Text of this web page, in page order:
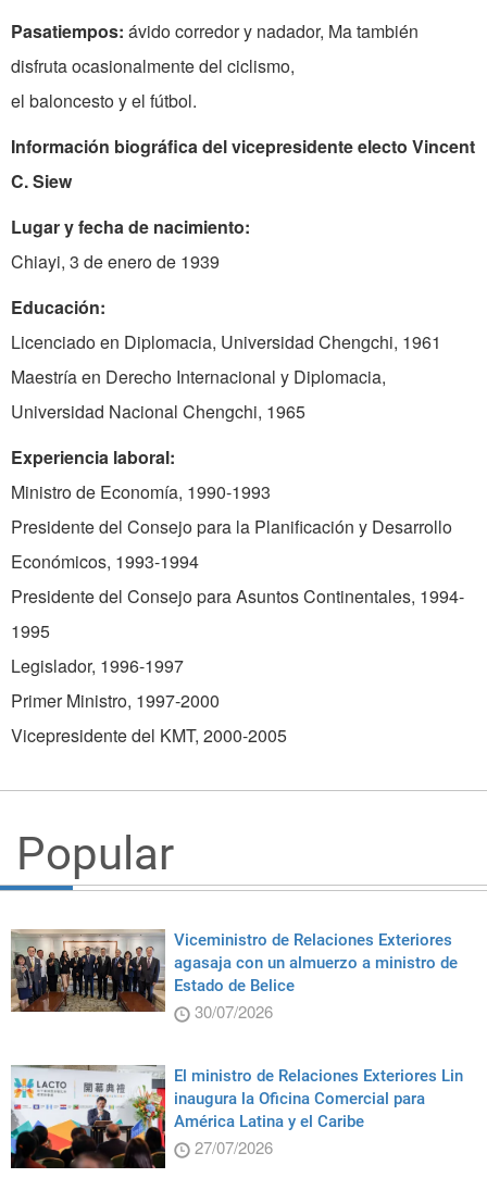
Pasatiempos: ávido corredor y nadador, Ma también
disfruta ocasionalmente del ciclismo,
el baloncesto y el fútbol.
Información biográfica del vicepresidente electo Vincent
C. Siew
Lugar y fecha de nacimiento:
Chiayi, 3 de enero de 1939
Educación:
Licenciado en Diplomacia, Universidad Chengchi, 1961
Maestría en Derecho Internacional y Diplomacia,
Universidad Nacional Chengchi, 1965
Experiencia laboral:
Ministro de Economía, 1990-1993
Presidente del Consejo para la Planificación y Desarrollo
Económicos, 1993-1994
Presidente del Consejo para Asuntos Continentales, 1994-
1995
Legislador, 1996-1997
Primer Ministro, 1997-2000
Vicepresidente del KMT, 2000-2005
Popular
Viceministro de Relaciones Exteriores
agasaja con un almuerzo a ministro de
Estado de Belice
30/07/2026
El ministro de Relaciones Exteriores Lin
inaugura la Oficina Comercial para
América Latina y el Caribe
27/07/2026